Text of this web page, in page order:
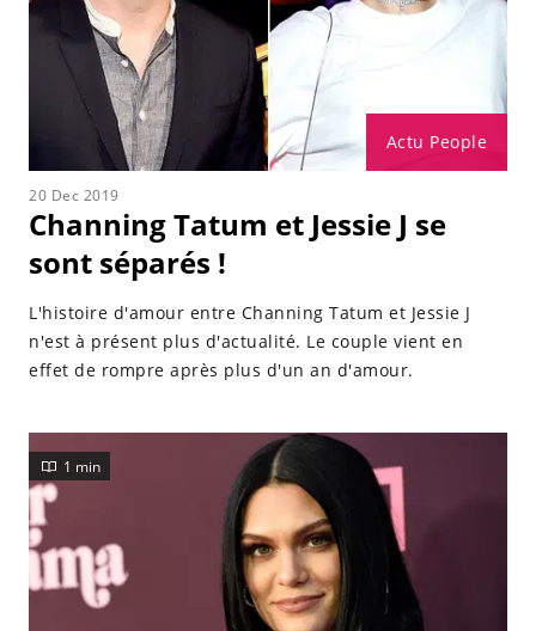
Actu People
20 Dec 2019
Channing Tatum et Jessie J se
sont séparés !
L'histoire d'amour entre Channing Tatum et Jessie J
n'est à présent plus d'actualité. Le couple vient en
effet de rompre après plus d'un an d'amour.
1 min